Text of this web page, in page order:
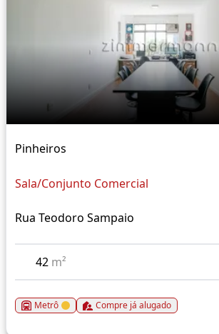
Pinheiros
Sala/Conjunto Comercial
Rua Teodoro Sampaio
42 m²
Metrô Compre já alugado